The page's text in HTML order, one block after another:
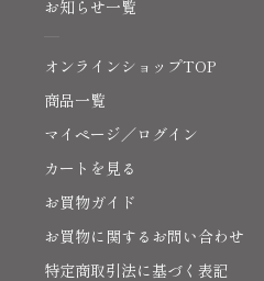
お知らせ一覧
オンラインショップTOP
商品一覧
マイページ／ログイン
カートを見る
お買物ガイド
お買物に関するお問い合わせ
特定商取引法に基づく表記